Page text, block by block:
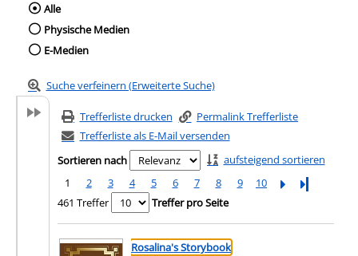
Wählen Sie die Medienart nach der Sie
Alle
Physische Medien
E-Medien
Suche verfeinern (Erweiterte Suche)
Trefferliste drucken
Permalink Trefferliste
Trefferliste als E-Mail versenden
Sortieren nach
aufsteigend sortieren
1
2 3 4 5 6 7 8 9 10
Letzte Seite
461 Treffer
Treffer pro Seite
Suchergebnis
Zu den Suchfiltern springen
Rosalina's Storybook